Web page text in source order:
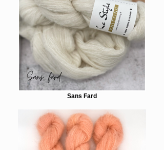
Sans Fard